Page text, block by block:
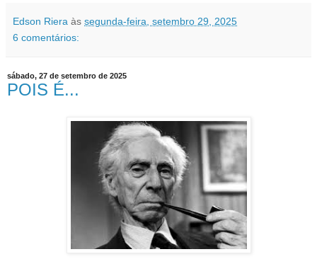
Edson Riera às segunda-feira, setembro 29, 2025
6 comentários:
sábado, 27 de setembro de 2025
POIS É...